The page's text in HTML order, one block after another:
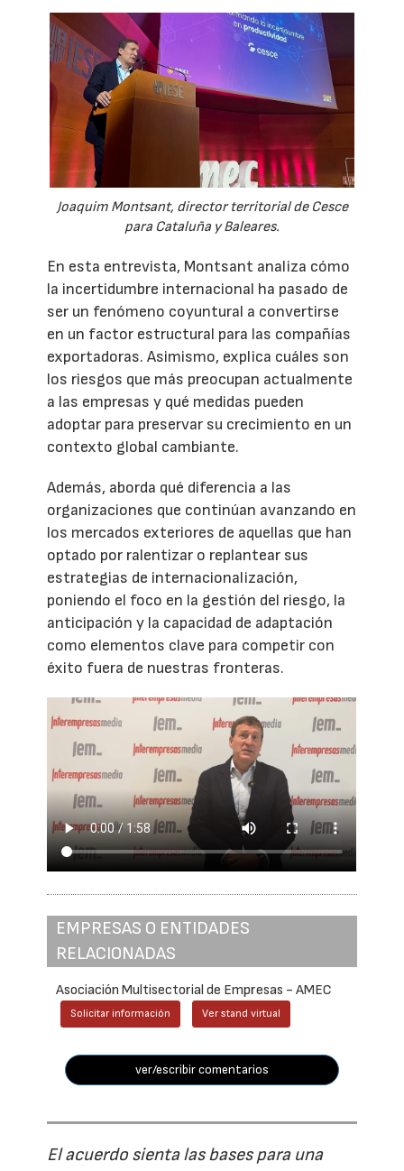
Joaquim Montsant, director territorial de Cesce
para Cataluña y Baleares.
En esta entrevista, Montsant analiza cómo
la incertidumbre internacional ha pasado de
ser un fenómeno coyuntural a convertirse
en un factor estructural para las compañías
exportadoras. Asimismo, explica cuáles son
los riesgos que más preocupan actualmente
a las empresas y qué medidas pueden
adoptar para preservar su crecimiento en un
contexto global cambiante.
Además, aborda qué diferencia a las
organizaciones que continúan avanzando en
los mercados exteriores de aquellas que han
optado por ralentizar o replantear sus
estrategias de internacionalización,
poniendo el foco en la gestión del riesgo, la
anticipación y la capacidad de adaptación
como elementos clave para competir con
éxito fuera de nuestras fronteras.
EMPRESAS O ENTIDADES
RELACIONADAS
Asociación Multisectorial de Empresas - AMEC
Solicitar información Ver stand virtual
ver/escribir comentarios
El acuerdo sienta las bases para una